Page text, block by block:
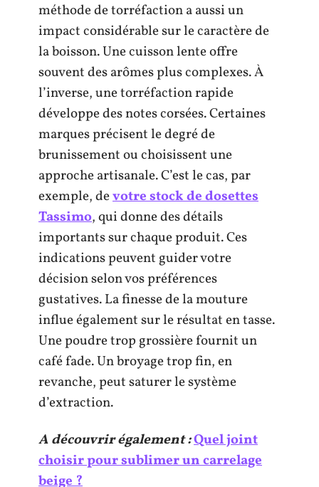
méthode de torréfaction a aussi un
impact considérable sur le caractère de
la boisson. Une cuisson lente offre
souvent des arômes plus complexes. À
l’inverse, une torréfaction rapide
développe des notes corsées. Certaines
marques précisent le degré de
brunissement ou choisissent une
approche artisanale. C’est le cas, par
exemple, devotre stock de dosettes
Tassimo, qui donne des détails
importants sur chaque produit. Ces
indications peuvent guider votre
décision selon vos préférences
gustatives. La finesse de la mouture
influe également sur le résultat en tasse.
Une poudre trop grossière fournit un
café fade. Un broyage trop fin, en
revanche, peut saturer le système
d’extraction.
A découvrir également :Quel joint
choisir pour sublimer un carrelage
beige ?